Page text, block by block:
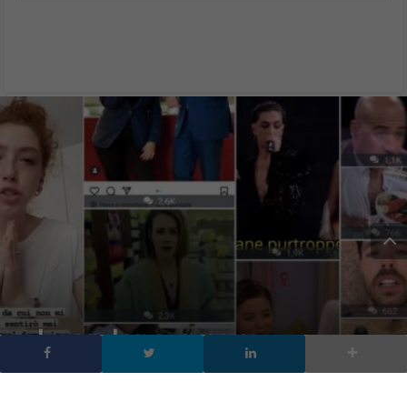
Imen Jane, nuove
polemiche sui social ecco